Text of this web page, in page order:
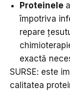
Proteinele
împotriva
repare
exactă
SURSE: este
calitatea